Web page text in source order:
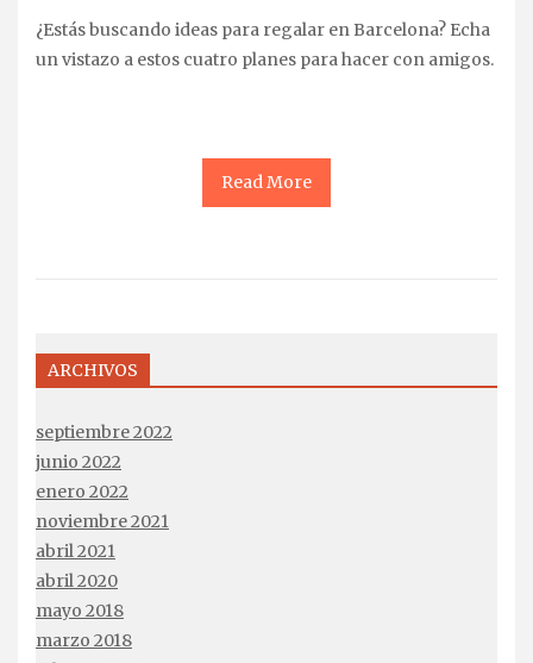
¿Estás buscando ideas para regalar en Barcelona? Echa
un vistazo a estos cuatro planes para hacer con amigos.
Read More
ARCHIVOS
septiembre 2022
junio 2022
enero 2022
noviembre 2021
abril 2021
abril 2020
mayo 2018
marzo 2018